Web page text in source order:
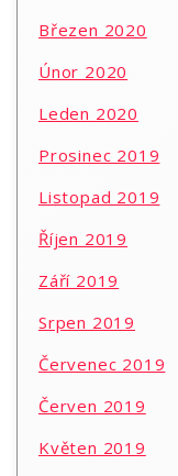
Březen 2020
Únor 2020
Leden 2020
Prosinec 2019
Listopad 2019
Říjen 2019
Září 2019
Srpen 2019
Červenec 2019
Červen 2019
Květen 2019